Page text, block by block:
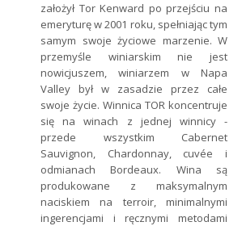
założył Tor Kenward po przejściu na
emeryturę w 2001 roku, spełniając tym
samym swoje życiowe marzenie. W
przemyśle winiarskim nie jest
nowicjuszem, winiarzem w Napa
Valley był w zasadzie przez całe
swoje życie. Winnica TOR koncentruje
się na winach z jednej winnicy -
przede wszystkim Cabernet
Sauvignon, Chardonnay, cuvée i
odmianach Bordeaux. Wina są
produkowane z maksymalnym
naciskiem na terroir, minimalnymi
ingerencjami i ręcznymi metodami